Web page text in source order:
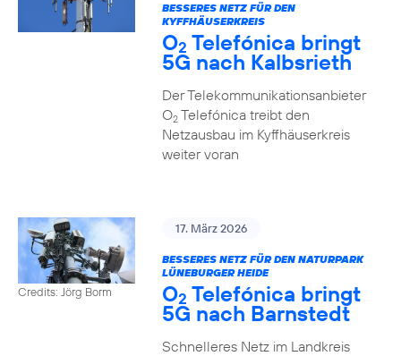
BESSERES NETZ FÜR DEN
KYFFHÄUSERKREIS
O2 Telefónica bringt
5G nach Kalbsrieth
Der Telekommunikationsanbieter
O2Telefónica treibt den
Netzausbau im Kyffhäuserkreis
weiter voran
Credits: Jörg Borm
17. März 2026
BESSERES NETZ FÜR DEN NATURPARK
LÜNEBURGER HEIDE
O2 Telefónica bringt
5G nach Barnstedt
Schnelleres Netz im Landkreis